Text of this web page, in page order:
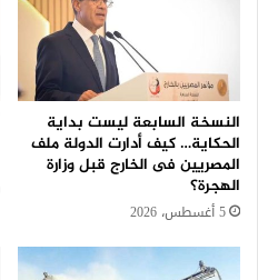
النسخة السابعة ليست بداية
الحكاية… كيف أدارت الدولة ملف
المصريين فى الخارج قبل وزارة
الهجرة؟
5 أغسطس، 2026